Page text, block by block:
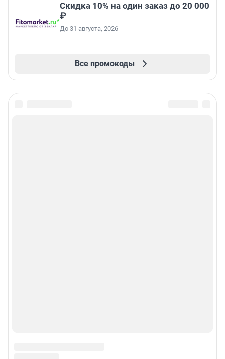
Скидка 10% на один заказ до 20 000
₽
До 31 августа, 2026
Все промокоды